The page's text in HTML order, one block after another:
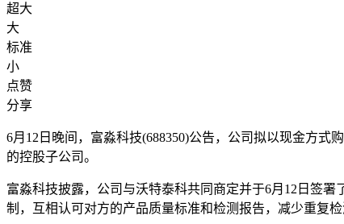
超大
大
标准
小
点赞
分享
6月12日晚间，富淼科技(688350)公告，公司拟以现金方式
的控股子公司。
富淼科技披露，公司与沃特泰科共同商定并于6月12日签
制，互相认可对方的产品质量标准和检测报告，减少重复检